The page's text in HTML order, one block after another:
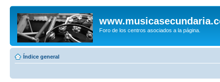
Foro de los centros asociados a la página.
Índice general